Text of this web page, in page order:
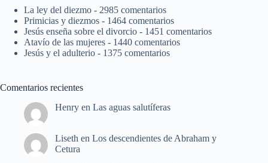
La ley del diezmo - 2985 comentarios
Primicias y diezmos - 1464 comentarios
Jesús enseña sobre el divorcio - 1451 comentarios
Atavío de las mujeres - 1440 comentarios
Jesús y el adulterio - 1375 comentarios
Comentarios recientes
Henry en Las aguas salutíferas
Liseth en Los descendientes de Abraham y
Cetura